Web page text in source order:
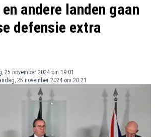
andere landen gaan
defensie extra
25 november 2024 om 19:01
25 november 2024 om 20:21